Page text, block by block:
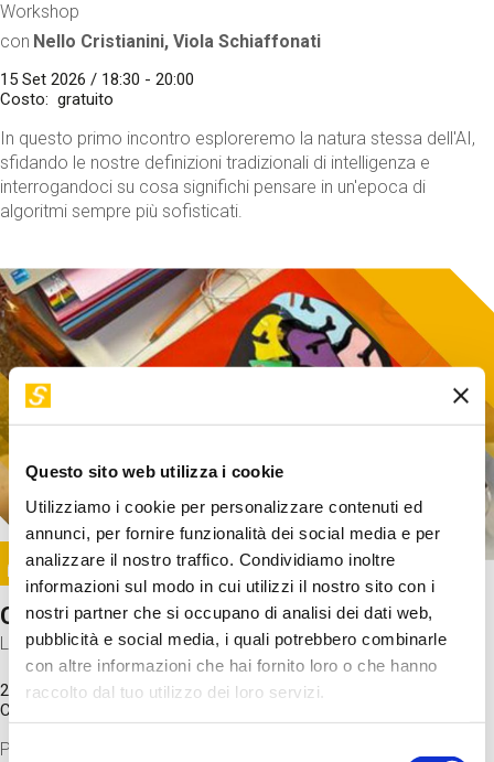
Questo sito web utilizza i cookie
Utilizziamo i cookie per personalizzare contenuti ed
annunci, per fornire funzionalità dei social media e per
analizzare il nostro traffico. Condividiamo inoltre
informazioni sul modo in cui utilizzi il nostro sito con i
nostri partner che si occupano di analisi dei dati web,
pubblicità e social media, i quali potrebbero combinarle
con altre informazioni che hai fornito loro o che hanno
raccolto dal tuo utilizzo dei loro servizi.
Selezione
Workshop
con Nello Cristianini, Viola Schiaffonati
15 Set 2026 / 18:30 - 20:00
Costo
gratuito
In questo primo incontro esploreremo la natura stessa dell'AI,
sfidando le nostre definizioni tradizionali di intelligenza e
interrogandoci su cosa significhi pensare in un'epoca di
algoritmi sempre più sofisticati.
Image
SUNDAY@STEP
Come funziona il cervello?
Laboratorio
20 Set 2026 / 11:15 - 13:00
Costo
Proveremo a costruire un cervello in cartoncino cercando di